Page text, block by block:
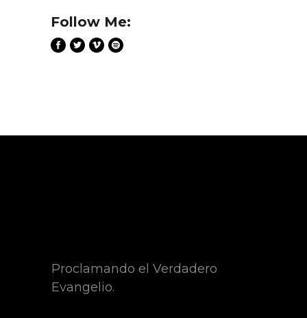
Follow Me:
Proclamando el Verdadero
Evangelio.